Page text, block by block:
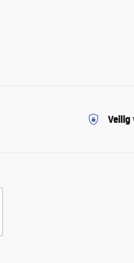
Veilig